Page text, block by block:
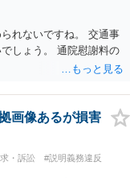
れないですね。 交通事
しょう。 通院慰謝料の
画像あるが損害
・訴訟
#説明義務違反